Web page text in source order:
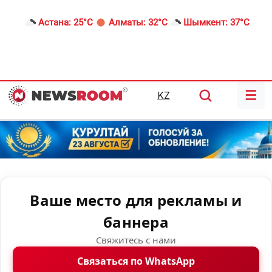
Астана: 25°C Алматы: 32°C Шымкент: 37°C
KZ ☰
Ваше место для рекламы и
баннера
Свяжитесь с нами
Связаться по WhatsApp